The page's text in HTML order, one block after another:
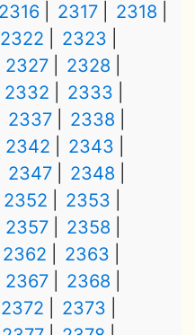
2316 2317
2318
2322
2323
2327
2328
2332
2333
2337
2338
2342
2343
2347
2348
2352
2353
2357
2358
2362
2363
2367
2368
2372
2373